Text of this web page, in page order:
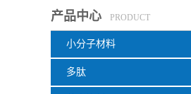
产品中心 PRODUCT
小分子材料
多肽